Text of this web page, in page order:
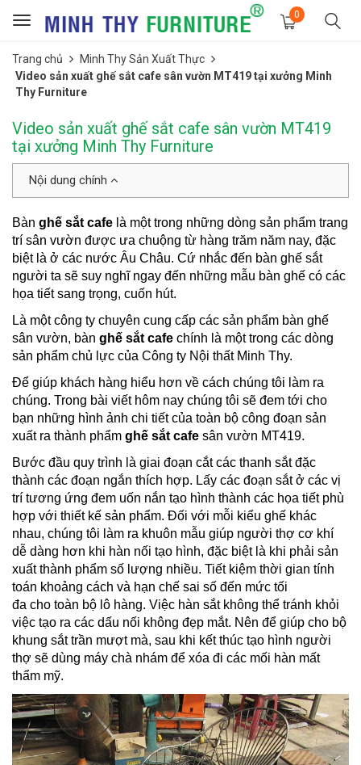
Toggle
0
Trang chủ
Minh Thy Sản Xuất Thực
Video sản xuất ghế sắt cafe sân vườn MT419 tại xưởng Minh
Thy Furniture
Video sản xuất ghế sắt cafe sân vườn MT419
tại xưởng Minh Thy Furniture
Nội dung chính
Bàn ghế sắt cafe là một trong những dòng sản phẩm trang
trí sân vườn được ưa chuộng từ hàng trăm năm nay, đặc
biệt là ở các nước Âu Châu. Cứ nhắc đến bàn ghế sắt
người ta sẽ suy nghĩ ngay đến những mẫu bàn ghế có các
họa tiết sang trọng, cuốn hút.
Là một công ty chuyên cung cấp các sản phẩm bàn ghế
sân vườn, bàn ghế sắt cafe chính là một trong các dòng
sản phẩm chủ lực của Công ty Nội thất Minh Thy.
Để giúp khách hàng hiểu hơn về cách chúng tôi làm ra
chúng. Trong bài viết hôm nay chúng tôi sẽ đem tới cho
bạn những hình ảnh chi tiết của toàn bộ công đoạn sản
xuất ra thành phẩm ghế sắt cafe sân vườn MT419.
Bước đầu quy trình là giai đoạn cắt các thanh sắt đặc
thành các đoạn ngắn thích hợp. Lấy các đoạn sắt ở các vị
trí tương ứng đem uốn nắn tạo hình thành các họa tiết phù
hợp với thiết kế sản phẩm. Đối với mỗi kiểu ghế khác
nhau, chúng tôi làm ra khuôn mẫu giúp người thợ cơ khí
dễ dàng hơn khi hàn nối tạo hình, đặc biệt là khi phải sản
xuất thành phẩm số lượng nhiều. Tiết kiệm thời gian tính
toán khoảng cách và hạn chế sai số đến mức tối
đa cho toàn bộ lô hàng. Việc hàn sắt không thể tránh khỏi
việc tạo ra các dấu nối không đẹp mắt. Nên để giúp cho bộ
khung sắt trần mượt mà, sau khi kết thúc tạo hình người
thợ sẽ dùng máy chà nhám để xóa đi các mối hàn mất
thẩm mỹ.